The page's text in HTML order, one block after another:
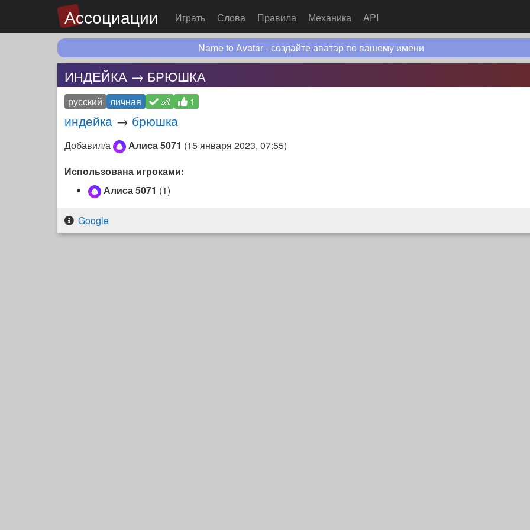
Ассоциации Играть Слова Правила Механика API
Name to Avatar - создайте аватар по вашему имени
ИНДЕЙКА → БРЮШКА
русский личная 👶 1
индейка → брюшка
Добавил/а Алиса 5071 (15 января 2023, 07:55)
Использована игроками:
Алиса 5071 (1)
Google